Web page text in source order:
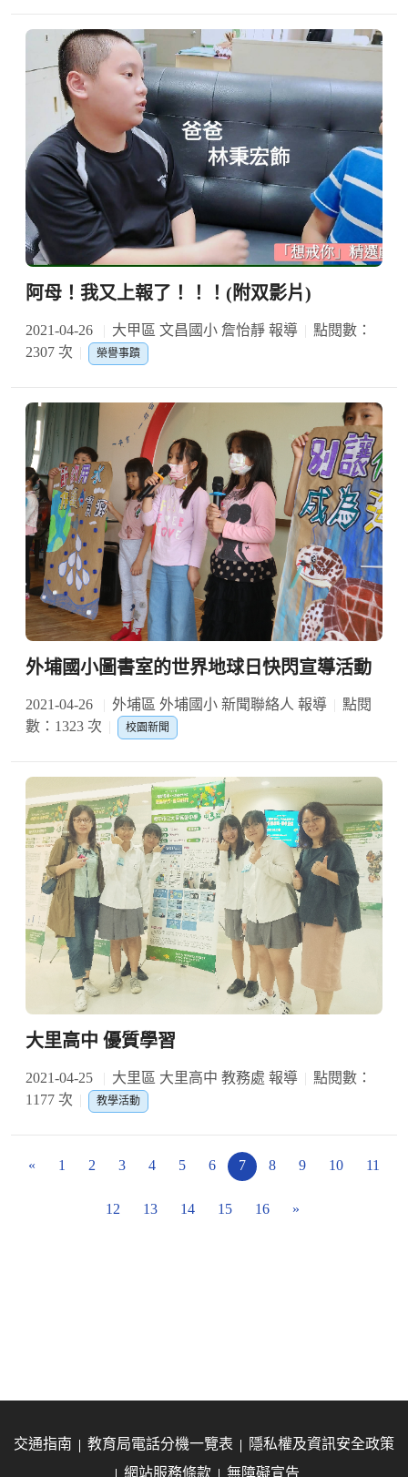
阿母！我又上報了！！！(附双影片)
2021-04-26 大甲區 文昌國小 詹怡靜 報導
點閱數：
2307 次
榮譽事蹟
外埔國小圖書室的世界地球日快閃宣導活動
2021-04-26 外埔區 外埔國小 新聞聯絡人 報導
點閱
數：1323 次
校園新聞
大里高中 優質學習
2021-04-25 大里區 大里高中 教務處 報導
點閱數：
1177 次
教學活動
« 1 2 3 4 5 6 7 8 9 10 11
12 13 14 15 16 »
交通指南 教育局電話分機一覽表
隱私權及資訊安全政策
網站服務條款
無障礙宣告